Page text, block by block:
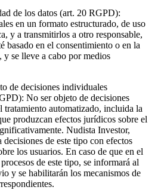
de los datos (art. 20 RGPD):
en un formato estructurado, de uso
y a transmitirlos a otro responsable,
basado en el consentimiento o en la
se lleve a cabo por medios
de decisiones individuales
No ser objeto de decisiones
tratamiento automatizado, incluida la
produzcan efectos jurídicos sobre el
Nudista Investor,
de este tipo con efectos
los usuarios. En caso de que en el
de este tipo, se informará al
y se habilitarán los mecanismos de